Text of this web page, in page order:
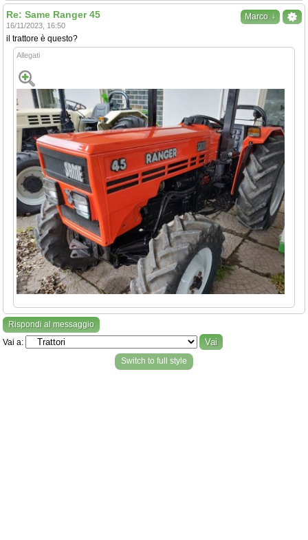
Marco ↓
Re: Same Ranger 45
16/11/2023, 16:50
il trattore è questo?
Allegati
Rispondi al messaggio
Vai a:
Switch to full style